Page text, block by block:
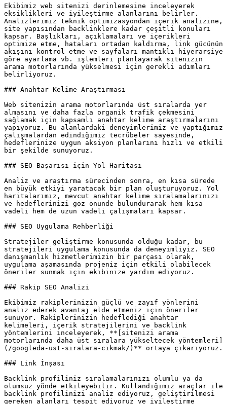
Ekibimiz web sitenizi derinlemesine inceleyerek
eksiklikleri ve iyileştirme alanlarını belirler.
Analizlerimiz teknik optimizasyondan içerik analizine,
site yapısından backlinklere kadar çeşitli konuları
kapsar. Başlıkları, açıklamaları ve içerikleri
optimize etme, hataları ortadan kaldırma, link gücünün
akışını kontrol etme ve sayfaları mantıklı hiyerarşiye
göre ayarlama vb. işlemleri planlayarak sitenizin
arama motorlarında yükselmesi için gerekli adımları
belirliyoruz.
### Anahtar Kelime Araştırması
Web sitenizin arama motorlarında üst sıralarda yer
almasını ve daha fazla organik trafik çekmesini
sağlamak için kapsamlı anahtar kelime araştırmalarını
yapıyoruz. Bu alanlardaki deneyimlerimiz ve yaptığımız
çalışmalardan edindiğimiz tecrübeler sayesinde,
hedeflerinize uygun aksiyon planlarını hızlı ve etkili
bir şekilde sunuyoruz.
### SEO Başarısı için Yol Haritası
Analiz ve araştırma sürecinden sonra, en kısa sürede
en büyük etkiyi yaratacak bir plan oluşturuyoruz. Yol
haritalarımız, mevcut anahtar kelime sıralamalarınızı
ve hedeflerinizi göz önünde bulundurarak hem kısa
vadeli hem de uzun vadeli çalışmaları kapsar.
### SEO Uygulama Rehberliği
Stratejiler geliştirme konusunda olduğu kadar, bu
stratejileri uygulama konusunda da deneyimliyiz. SEO
danışmanlık hizmetlerimizin bir parçası olarak,
uygulama aşamasında projeniz için etkili olabilecek
öneriler sunmak için ekibinize yardım ediyoruz.
### Rakip SEO Analizi
Ekibimiz rakiplerinizin güçlü ve zayıf yönlerini
analiz ederek avantaj elde etmeniz için öneriler
sunuyor. Rakiplerinizin hedeflediği anahtar
kelimeleri, içerik stratejilerini ve backlink
yöntemlerini inceleyerek, **[sitenizi arama
motorlarında daha üst sıralara yükseltecek yöntemleri]
(/googleda-ust-siralara-cikmak/)** ortaya çıkarıyoruz.
### Link İnşası
Backlink profiliniz sıralamalarınızı olumlu ya da
olumsuz yönde etkileyebilir. Kullandığımız araçlar ile
backlink profilinizi analiz ediyoruz, geliştirilmesi
gereken alanları tespit ediyoruz ve iyileştirme